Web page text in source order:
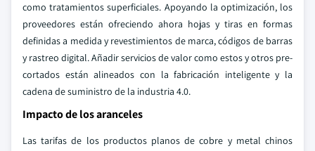
como tratamientos superficiales. Apoyando la optimización, los
proveedores están ofreciendo ahora hojas y tiras en formas
definidas a medida y revestimientos de marca, códigos de barras
y rastreo digital. Añadir servicios de valor como estos y otros pre-
cortados están alineados con la fabricación inteligente y la
cadena de suministro de la industria 4.0.
Impacto de los aranceles
Las tarifas de los productos planos de cobre y metal chinos